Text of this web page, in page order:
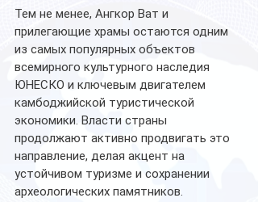
Тем не менее, Ангкор Ват и
прилегающие храмы остаются одним
из самых популярных объектов
всемирного культурного наследия
ЮНЕСКО и ключевым двигателем
камбоджийской туристической
экономики. Власти страны
продолжают активно продвигать это
направление, делая акцент на
устойчивом туризме и сохранении
археологических памятников.